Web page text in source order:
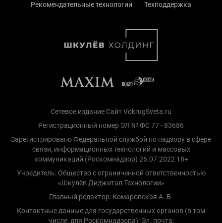
Рекомендательные технологии
Техподдержка
Сетевое издание Сайт VokrugSveta.ru
Регистрационный номер ЭЛ № ФС 77 - 83686
Зарегистрировано Федеральной службой по надзору в сфере
связи, информационных технологий и массовых
коммуникаций (Роскомнадзор) 26.07.2022 18+
Учредитель: Общество с ограниченной ответственностью
«Шкулёв Диджитал Технологии»
Главный редактор: Комаровская А. В.
Контактные данные для государственных органов (в том
числе, для Роскомнадзора): Эл. почта: